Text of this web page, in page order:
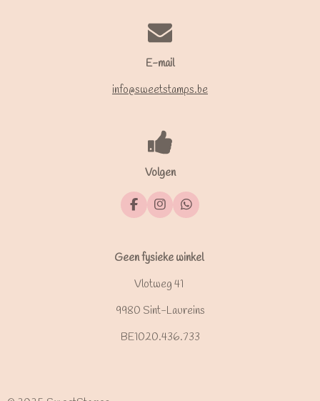
E-mail
info@sweetstamps.be
Volgen
F
a
b
o
k
I
n
a
a
W
h
s
Geen fysieke winkel
Vlotweg 41
9980 Sint-Laureins
BE1020.436.733